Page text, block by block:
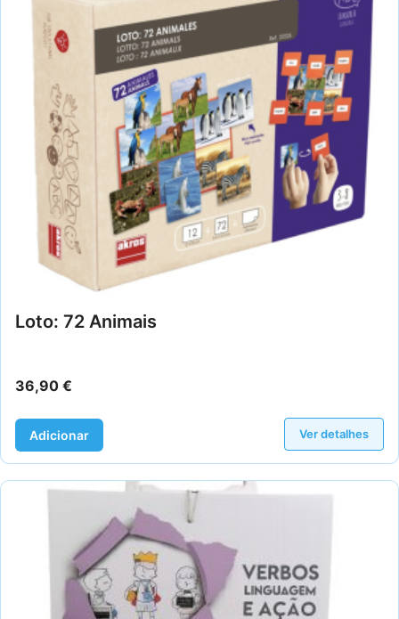
Loto: 72 Animais
36,90 €
Adicionar Ver detalhes